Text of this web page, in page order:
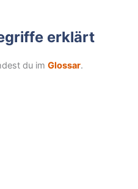
erklärt
du im Glossar.